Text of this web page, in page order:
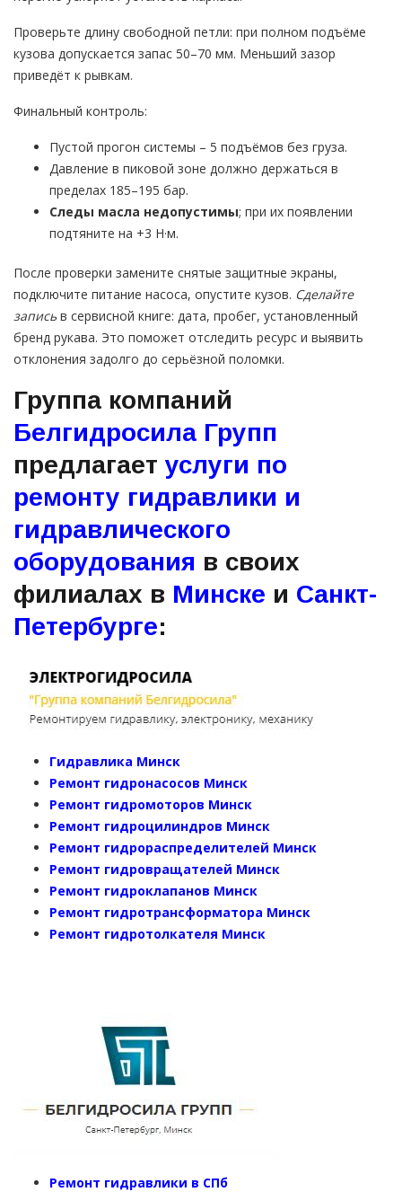
Проверьте длину свободной петли: при полном подъёме
кузова допускается запас 50–70 мм. Меньший зазор
приведёт к рывкам.
Финальный контроль:
Пустой прогон системы – 5 подъёмов без груза.
Давление в пиковой зоне должно держаться в
пределах 185–195 бар.
Следы масла недопустимы; при их появлении
подтяните на +3 Н·м.
После проверки замените снятые защитные экраны,
подключите питание насоса, опустите кузов. Сделайте
запись в сервисной книге: дата, пробег, установленный
бренд рукава. Это поможет отследить ресурс и выявить
отклонения задолго до серьёзной поломки.
Группа компаний
Белгидросила Групп
предлагает услуги по
ремонту гидравлики и
гидравлического
оборудования в своих
филиалах в Минске и Санкт-
Петербурге:
Гидравлика Минск
Ремонт гидронасосов Минск
Ремонт гидромоторов Минск
Ремонт гидроцилиндров Минск
Ремонт гидрораспределителей Минск
Ремонт гидровращателей Минск
Ремонт гидроклапанов Минск
Ремонт гидротрансформатора Минск
Ремонт гидротолкателя Минск
Ремонт гидравлики в СПб